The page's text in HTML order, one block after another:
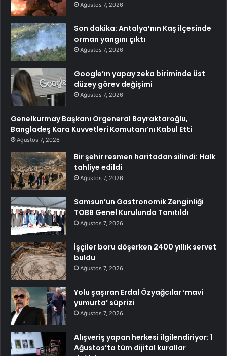
Ağustos 7, 2026
Son dakika: Antalya’nın Kaş ilçesinde
orman yangını çıktı
Ağustos 7, 2026
Google’ın yapay zeka biriminde üst
düzey görev değişimi
Ağustos 7, 2026
Genelkurmay Başkanı Orgeneral Bayraktaroğlu,
Bangladeş Kara Kuvvetleri Komutanı’nı Kabul Etti
Ağustos 7, 2026
Bir şehir resmen haritadan silindi: Halk
tahliye edildi
Ağustos 7, 2026
Samsun’un Gastronomik Zenginliği
TOBB Genel Kurulunda Tanıtıldı
Ağustos 7, 2026
İşçiler boru döşerken 2400 yıllık servet
buldu
Ağustos 7, 2026
Yolu şaşıran Erdal Özyağcılar ‘mavi
yumurta’ süprizi
Ağustos 7, 2026
Alışveriş yapan herkesi ilgilendiriyor: 1
Ağustos’ta tüm dijital kurallar